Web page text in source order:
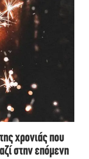
χρονιάς που
στην επόμενη